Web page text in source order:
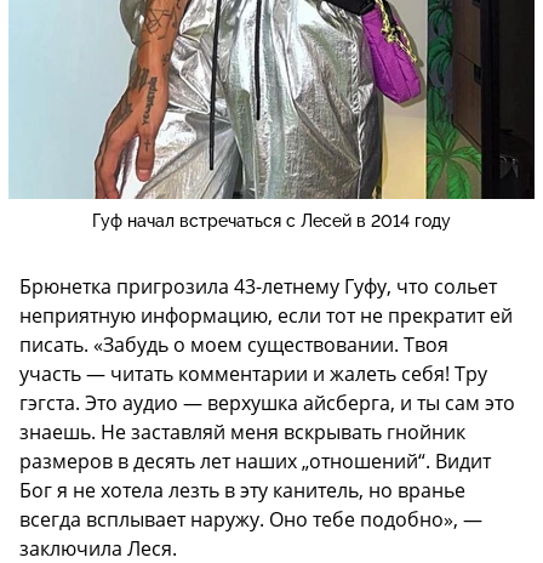
Гуф начал встречаться с Лесей в 2014 году
Брюнетка пригрозила 43-летнему Гуфу, что сольет
неприятную информацию, если тот не прекратит ей
писать. «Забудь о моем существовании. Твоя
участь — читать комментарии и жалеть себя! Тру
гэгста. Это аудио — верхушка айсберга, и ты сам это
знаешь. Не заставляй меня вскрывать гнойник
размеров в десять лет наших „отношений“. Видит
Бог я не хотела лезть в эту канитель, но вранье
всегда всплывает наружу. Оно тебе подобно», —
заключила Леся.